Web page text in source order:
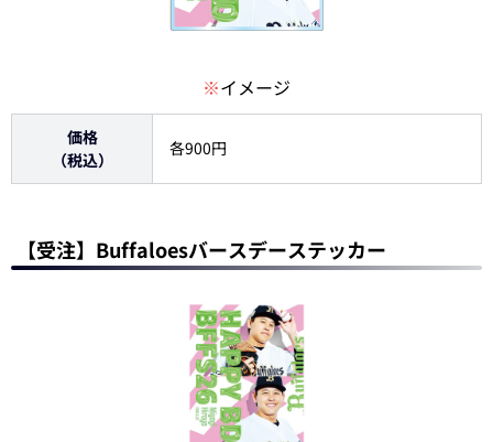
※イメージ
価格
（税込）
各900円
【受注】Buffaloesバースデーステッカー